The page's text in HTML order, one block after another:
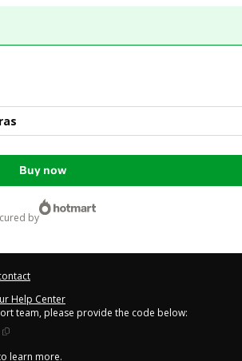
Buy now
by
Help Center
team, please provide the code below:
learn more.